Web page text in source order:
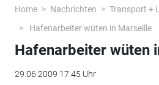
Home Nachrichten
Transport +
Hafenarbeiter wüten in Marseille
Hafenarbeiter wüten
29.06.2009 17:45 Uhr